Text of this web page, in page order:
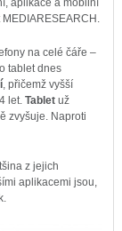
na celé čáře –
tablet dnes
, přičemž vyšší
let. Tabletuž
zvyšuje. Naproti
z jejich
aplikacemi jsou,